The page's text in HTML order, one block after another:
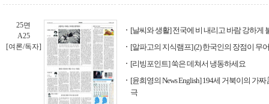
25면
A25
[여론/독자]
[날씨와 생활] 전국에 비 내리고 바람 강하게
[알파고의 지식램프] (2) 한국인의 장점이 무
[리빙포인트] 쑥은 데쳐서 냉동하세요
[윤희영의 News English] 194세 거북이의 가
극